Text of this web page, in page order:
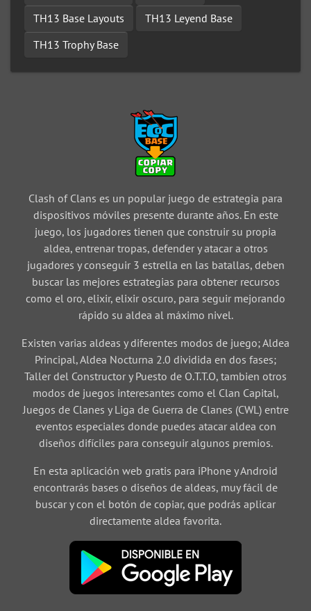
TH13 Base Layouts
TH13 Leyend Base
TH13 Trophy Base
Clash of Clans es un popular juego de estrategia para
dispositivos móviles presente durante años. En este
juego, los jugadores tienen que construir su propia
aldea, entrenar tropas, defender y atacar a otros
jugadores y conseguir 3 estrella en las batallas, deben
buscar las mejores estrategias para obtener recursos
como el oro, elixir, elixir oscuro, para seguir mejorando
rápido su aldea al máximo nivel.
Existen varias aldeas y diferentes modos de juego; Aldea
Principal, Aldea Nocturna 2.0 dividida en dos fases;
Taller del Constructor y Puesto de O.T.T.O, tambien otros
modos de juegos interesantes como el Clan Capital,
Juegos de Clanes y Liga de Guerra de Clanes (CWL) entre
eventos especiales donde puedes atacar aldea con
diseños difíciles para conseguir algunos premios.
En esta aplicación web gratis para iPhone y Android
encontrarás bases o diseños de aldeas, muy fácil de
buscar y con el botón de copiar, que podrás aplicar
directamente aldea favorita.